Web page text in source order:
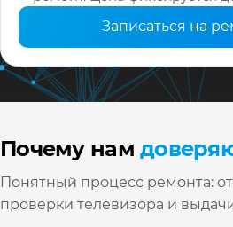
Записаться на
Почему нам
Понятный процесс ремонта:
проверки телевизора и